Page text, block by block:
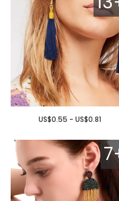
US$0.55 - US$0.81